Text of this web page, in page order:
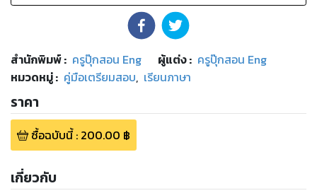
สำนักพิมพ์: ครูปุ๊กสอน Eng ผู้แต่ง : ครูปุ๊กสอน Eng
หมวดหมู่: คู่มือเตรียมสอบ, เรียนภาษา
ราคา
ซื้อฉบับนี้: 200.00 ฿
เกี่ยวกับ